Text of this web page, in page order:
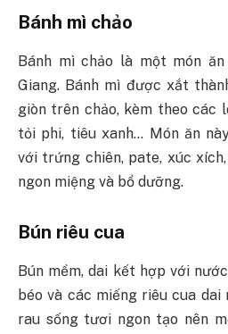
Bánh mì chảo
Bánh mì chảo là một món
Giang. Bánh mì được xắt
giòn trên chảo, kèm theo các
tỏi phi, tiêu xanh… Món ăn
với trứng chiên, pate, xúc
ngon miệng và bổ dưỡng.
Bún riêu cua
Bún mềm, dai kết hợp với
béo và các miếng riêu cua dai
rau sống tươi ngon tạo nên